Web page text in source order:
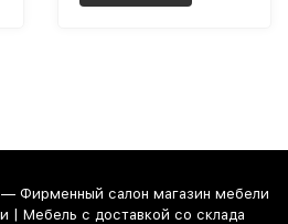
Фирменный салон магазин мебели
| Мебель с доставкой со склада